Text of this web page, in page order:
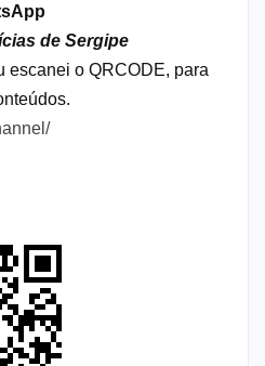
de Sergipe
escanei o QRCODE, para